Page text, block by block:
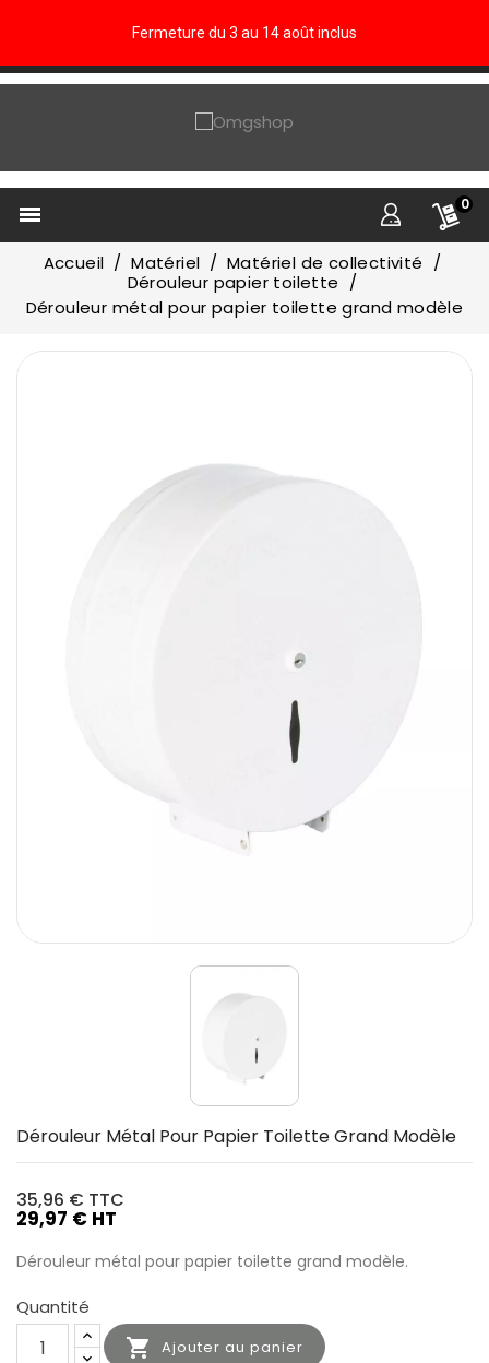
Fermeture du 3 au 14 août inclus
 0
Accueil Matériel
Matériel de collectivité
Dérouleur papier toilette
Dérouleur métal pour papier toilette grand modèle
Dérouleur Métal Pour Papier Toilette Grand Modèle
35,96 € TTC
29,97 € HT
Dérouleur métal pour papier toilette grand modèle.
Quantité
 Ajouter au panier